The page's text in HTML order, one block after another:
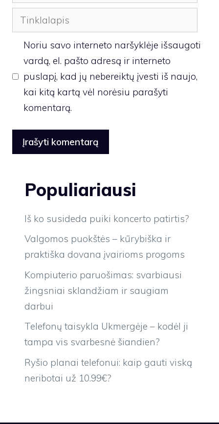
Tinklalapis
Noriu savo interneto naršyklėje išsaugoti
vardą, el. pašto adresą ir interneto
puslapį, kad jų nebereiktų įvesti iš naujo,
kai kitą kartą vėl norėsiu parašyti
komentarą.
Populiariausi
Iš ko susideda puiki koncerto patirtis?
Valgomos puokštės – kūrybiška ir
praktiška dovana įvairioms progoms
Kompiuterio paruošimas: svarbiausi
žingsniai sklandžiam ir saugiam
darbui
Telefonų taisykla Ukmergėje – kodėl ji
tampa vis svarbesnė šiandien?
Ryšio planai telefonui: kaip gauti viską
neribotai už 10.99€?